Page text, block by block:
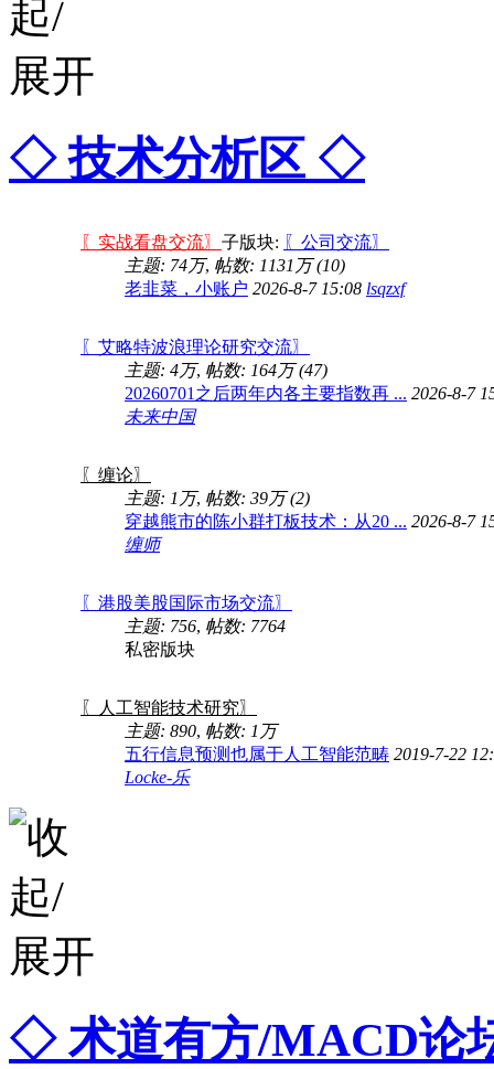
◇ 技术分析区 ◇
〖实战看盘交流〗 子版块: 〖公司交流〗
主题: 74万, 帖数: 1131万(10)
老韭菜，小账户 2026-8-7 15:08 lsqzxf
〖艾略特波浪理论研究交流〗
主题: 4万, 帖数: 164万(47)
20260701之后两年内各主要指数再 ... 2026-8-7
未来中国
〖缠论〗
主题: 1万, 帖数: 39万(2)
穿越熊市的陈小群打板技术：从20 ... 2026-8-7
缠师
〖港股美股国际市场交流〗
主题: 756, 帖数: 7764
私密版块
〖人工智能技术研究〗
主题: 890, 帖数: 1万
五行信息预测也属于人工智能范畴 2019-7-22
Locke-乐
◇ 术道有方/MACD论